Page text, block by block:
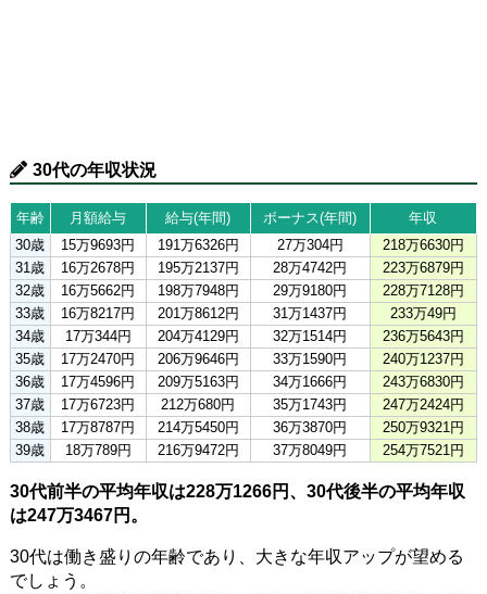
30代の年収状況
年齢 月額給与 給与(年間) ボーナス(年間)
年収
30歳
15万9693円 191万6326円 27万304円
218万6630円
31歳
16万2678円 195万2137円 28万4742円
223万6879円
32歳
16万5662円 198万7948円 29万9180円
228万7128円
33歳
16万8217円 201万8612円 31万1437円
233万49円
34歳
17万344円 204万4129円 32万1514円
236万5643円
35歳
17万2470円 206万9646円 33万1590円
240万1237円
36歳
17万4596円 209万5163円 34万1666円
243万6830円
37歳
17万6723円 212万680円 35万1743円
247万2424円
38歳
17万8787円 214万5450円 36万3870円
250万9321円
39歳
18万789円 216万9472円 37万8049円 254万7521円
30代前半の平均年収は228万1266円、30代後半の平均年収
は247万3467円。
30代は働き盛りの年齢であり、大きな年収アップが望める
でしょう。